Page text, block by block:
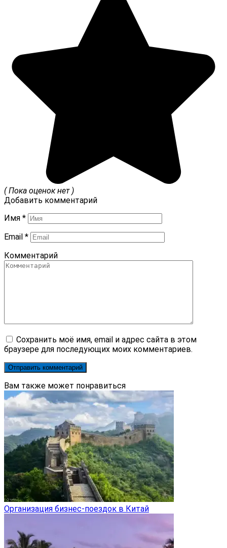
( Пока оценок нет )
Добавить комментарий
Имя *
Email *
Комментарий
Сохранить моё имя, email и адрес сайта в этом
браузере для последующих моих комментариев.
Вам также может понравиться
Организация бизнес-поездок в Китай